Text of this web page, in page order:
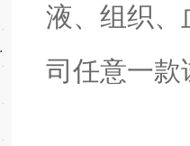
些？
液、组织、
司任意一款